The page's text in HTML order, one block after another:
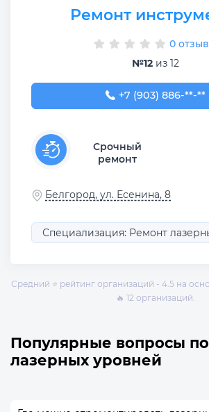
Ремонт
0
№12 из 12
+7 (903) 886-02-70
+7 (903) 886-**-**
Срочный
ремонт
Белгород, ул. Есенина, 8
Специализация: Ремонт
Средний ⭐ рейтинг организаций - 4.5 на
🔥 12 организаций.
Популярные вопросы
лазерных уровней